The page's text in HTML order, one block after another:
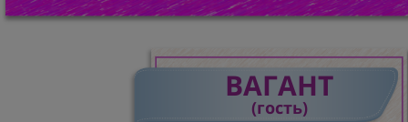
ВАГАНТ
(гость)